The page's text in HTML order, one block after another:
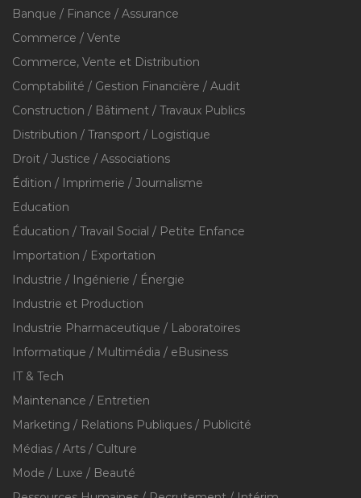
Banque / Finance / Assurance
Commerce / Vente
Commerce, Vente et Distribution
Comptabilité / Gestion Financière / Audit
Construction / Bâtiment / Travaux Publics
Distribution / Transport / Logistique
Droit / Justice / Associations
Édition / Imprimerie / Journalisme
Education
Éducation / Travail Social / Petite Enfance
Importation / Exportation
Industrie / Ingénierie / Énergie
Industrie et Production
Industrie Pharmaceutique / Laboratoires
Informatique / Multimédia / eBusiness
IT & Tech
Maintenance / Entretien
Marketing / Relations Publiques / Publicité
Médias / Arts / Culture
Mode / Luxe / Beauté